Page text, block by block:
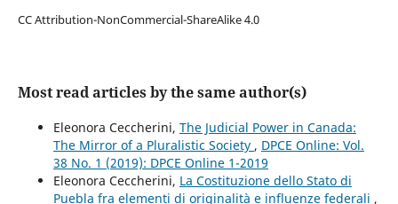
CC Attribution-NonCommercial-ShareAlike 4.0
Most read articles by the same author(s)
Eleonora Ceccherini, The Judicial Power in Canada:
The Mirror of a Pluralistic Society , DPCE Online: Vol.
38 No. 1 (2019): DPCE Online 1-2019
Eleonora Ceccherini, La Costituzione dello Stato di
Puebla fra elementi di originalità e influenze federali ,